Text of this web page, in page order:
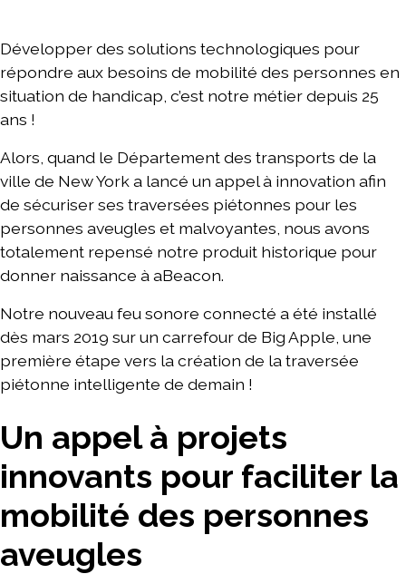
Développer des solutions technologiques pour
répondre aux besoins de mobilité des personnes en
situation de handicap, c’est notre métier depuis 25
ans !
Alors, quand le Département des transports de la
ville de New York a lancé un appel à innovation afin
de sécuriser ses traversées piétonnes pour les
personnes aveugles et malvoyantes, nous avons
totalement repensé notre produit historique pour
donner naissance à aBeacon.
Notre nouveau feu sonore connecté a été installé
dès mars 2019 sur un carrefour de Big Apple, une
première étape vers la création de la traversée
piétonne intelligente de demain !
Un appel à projets
innovants pour faciliter la
mobilité des personnes
aveugles